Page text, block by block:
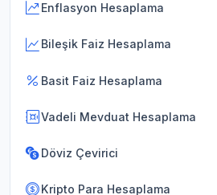
Enflasyon Hesaplama
Bileşik Faiz Hesaplama
Basit Faiz Hesaplama
Vadeli Mevduat Hesaplama
Döviz Çevirici
Kripto Para Hesaplama